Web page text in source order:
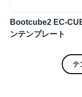
Bootcube2 EC-
ンテンプレート
テ